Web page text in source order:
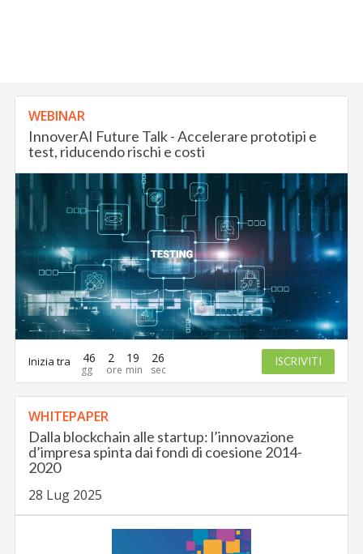
WEBINAR
InnoverAI Future Talk - Accelerare prototipi e
test, riducendo rischi e costi
Inizia tra 46 2 19 25 ISCRIVITI
WHITEPAPER
Dalla blockchain alle startup: l’innovazione
d’impresa spinta dai fondi di coesione 2014-
2020
28 Lug 2025